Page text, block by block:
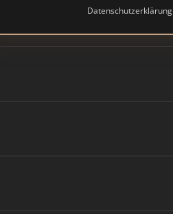
Datenschutzerklärung